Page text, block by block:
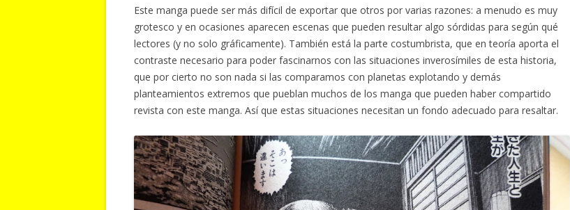
Este manga puede ser más difícil de exportar que otros por varias razones: a menudo es muy
grotesco y en ocasiones aparecen escenas que pueden resultar algo sórdidas para según qué
lectores (y no solo gráficamente). También está la parte costumbrista, que en teoría aporta el
contraste necesario para poder fascinarnos con las situaciones inverosímiles de esta historia,
que por cierto no son nada si las comparamos con planetas explotando y demás
planteamientos extremos que pueblan muchos de los manga que pueden haber compartido
revista con este manga. Así que estas situaciones necesitan un fondo adecuado para resaltar.